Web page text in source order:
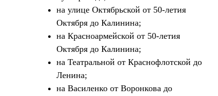
на улице Октябрьской от 50-летия
Октября до Калинина;
на Красноармейской от 50-летия
Октября до Калинина;
на Театральной от Краснофлотской до
Ленина;
на Василенко от Воронкова до